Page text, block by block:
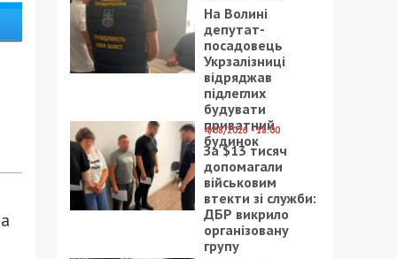
На Волині
депутат-
посадовець
Укрзалізниці
відряджав
підлеглих
будувати
приватний
будинок
4/08/2026 - 18:00
За $13 тисяч
допомагали
військовим
втекти зі служби:
ДБР викрило
організовану
групу